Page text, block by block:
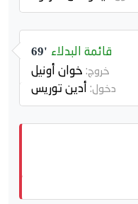
69' قائمة البدلاء
خروج: خوان أونيل
دخول: أدين توريس